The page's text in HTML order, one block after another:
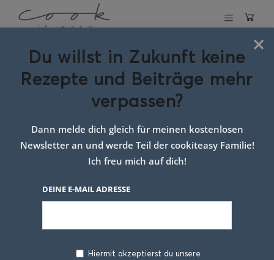
Schlagwort:
Rinderragout
Weihnachten
×
Du willst in Zukunft keine
Rezepte und Beiträge mehr
verpassen?
Dann melde dich gleich für meinen kostenlosen
Newsletter an und werde Teil der cookiteasy Familie!
Ich freu mich auf dich!
DEINE E-MAIL ADRESSE
Hiermit akzeptierst du unsere